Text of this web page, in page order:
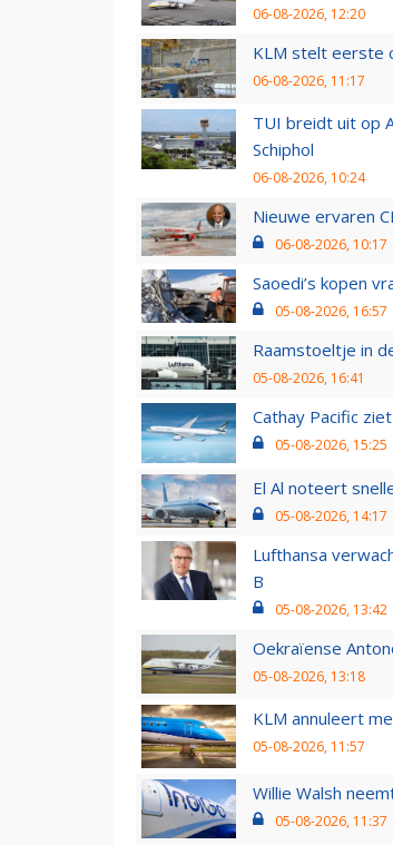
06-08-2026, 12:20
KLM stelt eerste
06-08-2026, 11:17
TUI breidt uit op
Schiphol
06-08-2026, 10:24
Nieuwe ervaren
06-08-2026, 10:17
Saoedi’s kopen
05-08-2026, 16:57
Raamstoeltje in
05-08-2026, 16:41
Cathay Pacific
05-08-2026, 15:25
El Al noteert
05-08-2026, 14:17
Lufthansa
B
05-08-2026, 13:42
Oekraïense
05-08-2026, 13:18
KLM annuleert
05-08-2026, 11:57
Willie Walsh
05-08-2026, 11:37